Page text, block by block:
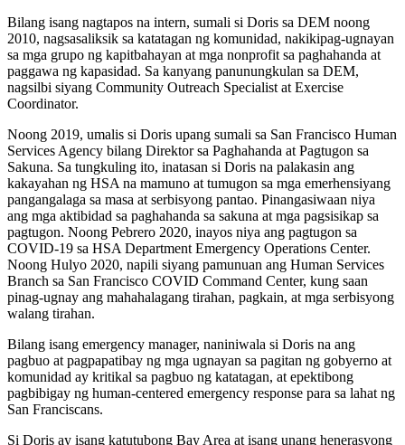
Bilang isang nagtapos na intern, sumali si Doris sa DEM noong
2010, nagsasaliksik sa katatagan ng komunidad, nakikipag-ugnayan
sa mga grupo ng kapitbahayan at mga nonprofit sa paghahanda at
paggawa ng kapasidad. Sa kanyang panunungkulan sa DEM,
nagsilbi siyang Community Outreach Specialist at Exercise
Coordinator.
Noong 2019, umalis si Doris upang sumali sa San Francisco Human
Services Agency bilang Direktor sa Paghahanda at Pagtugon sa
Sakuna. Sa tungkuling ito, inatasan si Doris na palakasin ang
kakayahan ng HSA na mamuno at tumugon sa mga emerhensiyang
pangangalaga sa masa at serbisyong pantao. Pinangasiwaan niya
ang mga aktibidad sa paghahanda sa sakuna at mga pagsisikap sa
pagtugon. Noong Pebrero 2020, inayos niya ang pagtugon sa
COVID-19 sa HSA Department Emergency Operations Center.
Noong Hulyo 2020, napili siyang pamunuan ang Human Services
Branch sa San Francisco COVID Command Center, kung saan
pinag-ugnay ang mahahalagang tirahan, pagkain, at mga serbisyong
walang tirahan.
Bilang isang emergency manager, naniniwala si Doris na ang
pagbuo at pagpapatibay ng mga ugnayan sa pagitan ng gobyerno at
komunidad ay kritikal sa pagbuo ng katatagan, at epektibong
pagbibigay ng human-centered emergency response para sa lahat ng
San Franciscans.
Si Doris ay isang katutubong Bay Area at isang unang henerasyong